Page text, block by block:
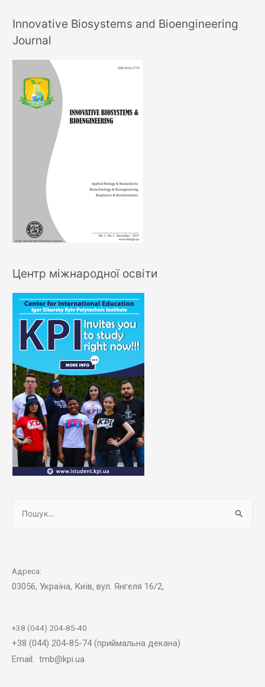
Innovative Biosystems and Bioengineering
Journal
Центр міжнародної освіти
Адреса:
03056, Україна, Київ, вул. Янгеля 16/2,
+38 (044) 204-85-40
+38 (044) 204-85-74 (приймальна декана)
Email: tmb@kpi.ua